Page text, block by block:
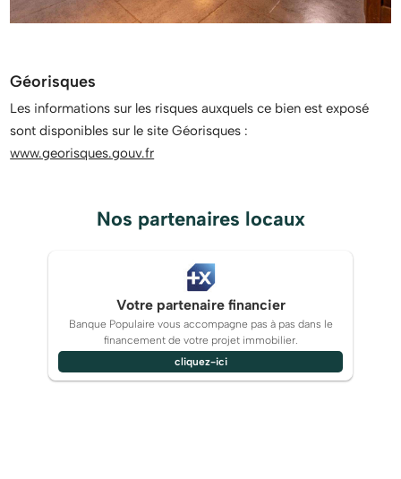
Géorisques
Les informations sur les risques auxquels ce bien est exposé
sont disponibles sur le site Géorisques :
www.georisques.gouv.fr
Nos partenaires locaux
Votre partenaire financier
Banque Populaire vous accompagne pas à pas dans le
financement de votre projet immobilier.
cliquez-ici